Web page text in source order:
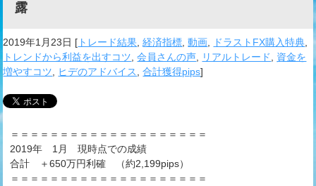
露
2019年1月23日 [ トレード結果,経済指標,動画, ドラストFX購入特典,
トレンドから利益を出すコツ,会員さんの声, リアルトレード, 資金を
増やすコツ, ヒデのアドバイス,合計獲得pips]
＝＝＝＝＝＝＝＝＝＝＝＝＝＝＝＝＝＝＝＝
2019年 1月 現時点での成績
合計 ＋650万円利確 （約2,199pips）
＝＝＝＝＝＝＝＝＝＝＝＝＝＝＝＝＝＝＝＝